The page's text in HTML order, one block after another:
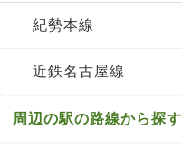
紀勢本線
近鉄名古屋線
周辺の駅の路線から探す